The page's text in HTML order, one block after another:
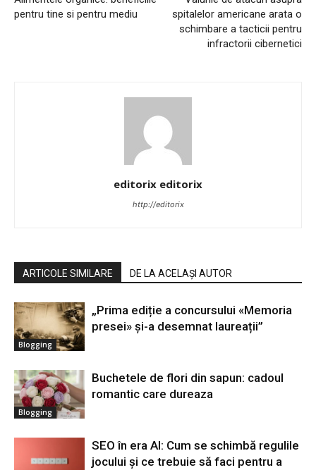
pentru tine si pentru mediu
spitalelor americane arata o
schimbare a tacticii pentru
infractorii cibernetici
editorix editorix
http://editorix
ARTICOLE SIMILARE DE LA ACELAȘI AUTOR
Blogging
„Prima ediție a concursului «Memoria
presei» și-a desemnat laureații”
Blogging
Buchetele de flori din sapun: cadoul
romantic care dureaza
SEO în era AI: Cum se schimbă regulile
jocului și ce trebuie să faci pentru a